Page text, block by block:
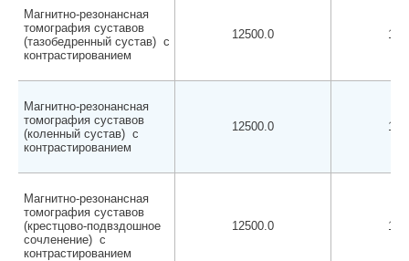
Магнитно-резонансная
томография суставов
(тазобедренный сустав) с
контрастированием
12500.0
Магнитно-резонансная
томография суставов
(коленный сустав) с
контрастированием
12500.0
Магнитно-резонансная
томография суставов
(крестцово-подвздошное
сочленение) с
контрастированием
12500.0